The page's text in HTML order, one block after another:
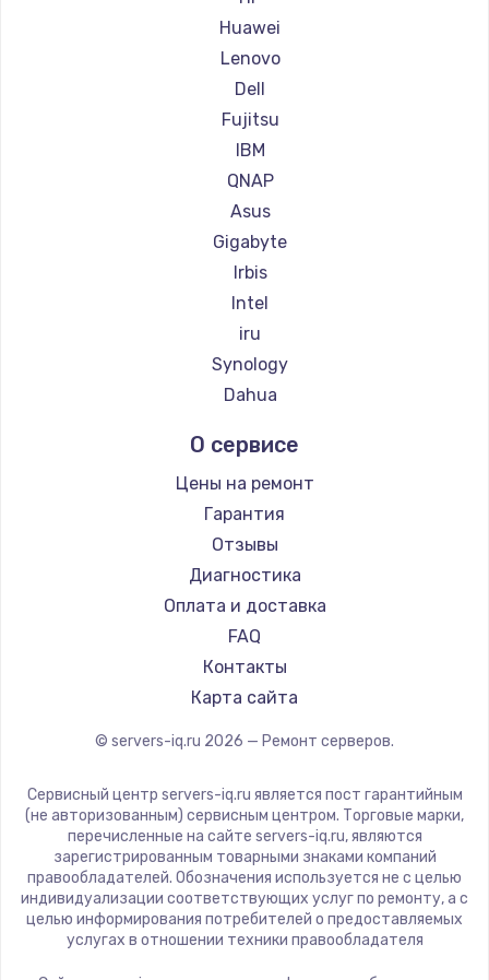
Huawei
Lenovo
Dell
Fujitsu
IBM
QNAP
Asus
Gigabyte
Irbis
Intel
iru
Synology
Dahua
О сервисе
Цены на ремонт
Гарантия
Отзывы
Диагностика
Оплата и доставка
FAQ
Контакты
Карта сайта
© servers-iq.ru 2026 — Ремонт серверов.
Сервисный центр servers-iq.ru является пост гарантийным
(не авторизованным) сервисным центром. Торговые марки,
перечисленные на сайте servers-iq.ru, являются
зарегистрированным товарными знаками компаний
правообладателей. Обозначения используется не с целью
индивидуализации соответствующих услуг по ремонту, а с
целью информирования потребителей о предоставляемых
услугах в отношении техники правообладателя